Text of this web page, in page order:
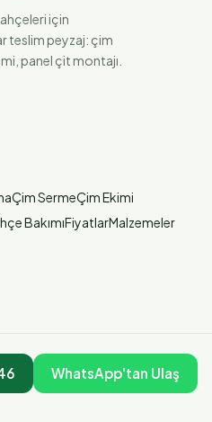
için
teslim peyzaj: çim
panel çit montajı.
Çim SermeÇim Ekimi
BakımıFiyatlarMalzemeler
WhatsApp'tan Ulaş